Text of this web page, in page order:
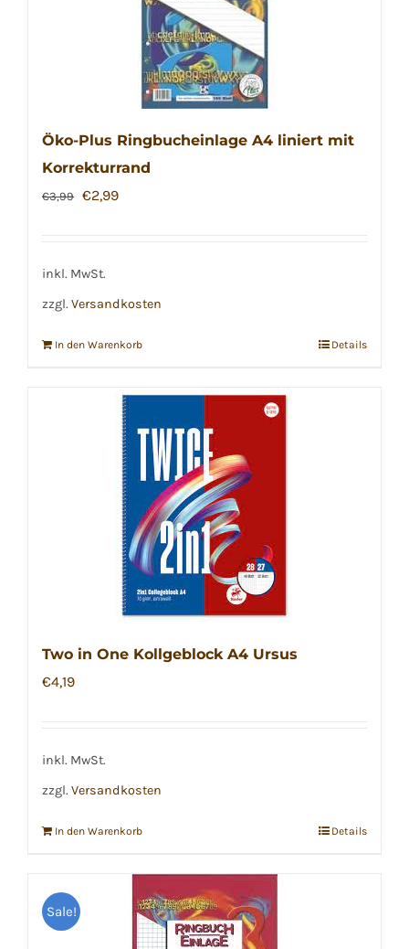
Öko-Plus Ringbucheinlage A4 liniert mit
Korrekturrand
€3,99 Ursprünglicher
€3,99
€2,99Aktueller
inkl. MwSt.
zzgl. Versandkosten
In den Warenkorb Details
Two in One Kollgeblock A4 Ursus
€4,19
inkl. MwSt.
zzgl. Versandkosten
In den Warenkorb Details
Sale!